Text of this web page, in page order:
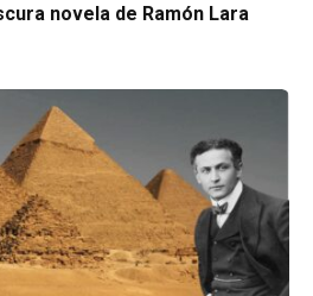
novela de Ramón Lara